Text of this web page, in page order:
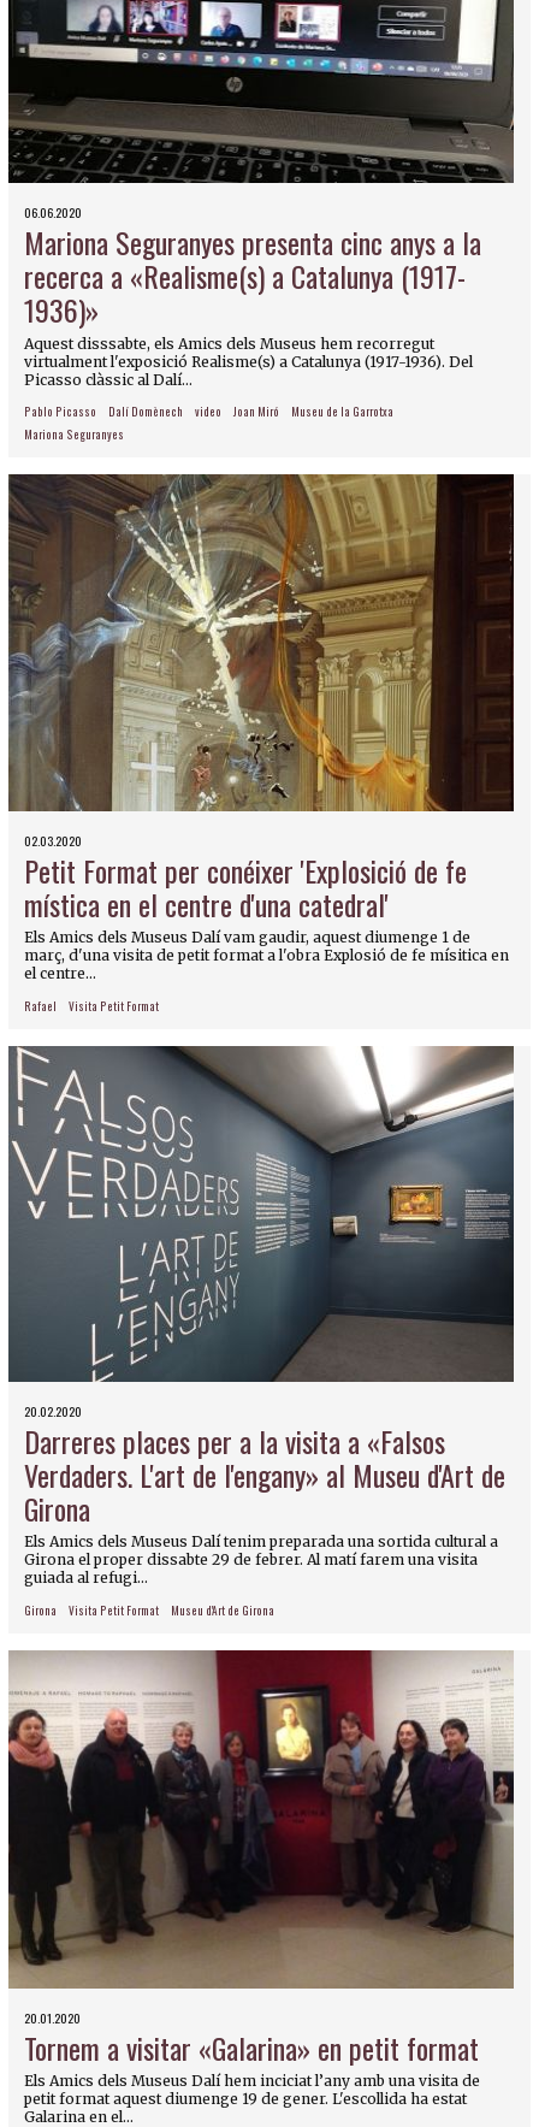
06.06.2020
Mariona Seguranyes presenta cinc anys a la
recerca a «Realisme(s) a Catalunya (1917-
1936)»
Aquest disssabte, els Amics dels Museus hem recorregut
virtualment l'exposició Realisme(s) a Catalunya (1917-1936). Del
Picasso clàssic al Dalí...
Pablo Picasso Dalí Domènech video Joan Miró
Museu de la Garrotxa
Mariona Seguranyes
02.03.2020
Petit Format per conéixer 'Explosició de fe
mística en el centre d'una catedral'
Els Amics dels Museus Dalí vam gaudir, aquest diumenge 1 de
març, d'una visita de petit format a l'obra Explosió de fe mísitica en
el centre...
Rafael Visita Petit Format
20.02.2020
Darreres places per a la visita a «Falsos
Verdaders. L'art de l'engany» al Museu d'Art de
Girona
Els Amics dels Museus Dalí tenim preparada una sortida cultural a
Girona el proper dissabte 29 de febrer. Al matí farem una visita
guiada al refugi...
Girona Visita Petit Format Museu d'Art de Girona
20.01.2020
Tornem a visitar «Galarina» en petit format
Els Amics dels Museus Dalí hem inciciat l’any amb una visita de
petit format aquest diumenge 19 de gener. L'escollida ha estat
Galarina en el...